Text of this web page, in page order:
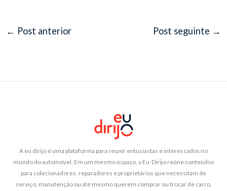
← Post anterior Post seguinte →
A eu dirijo é uma plataforma para reunir entusiastas e interessados no
mundo do automóvel. Em um mesmo espaço, a Eu Dirijo reúne conteúdos
para colecionadores, reparadores e proprietários que necessitam de
serviço, manutenção ou até mesmo querem comprar ou trocar de carro.